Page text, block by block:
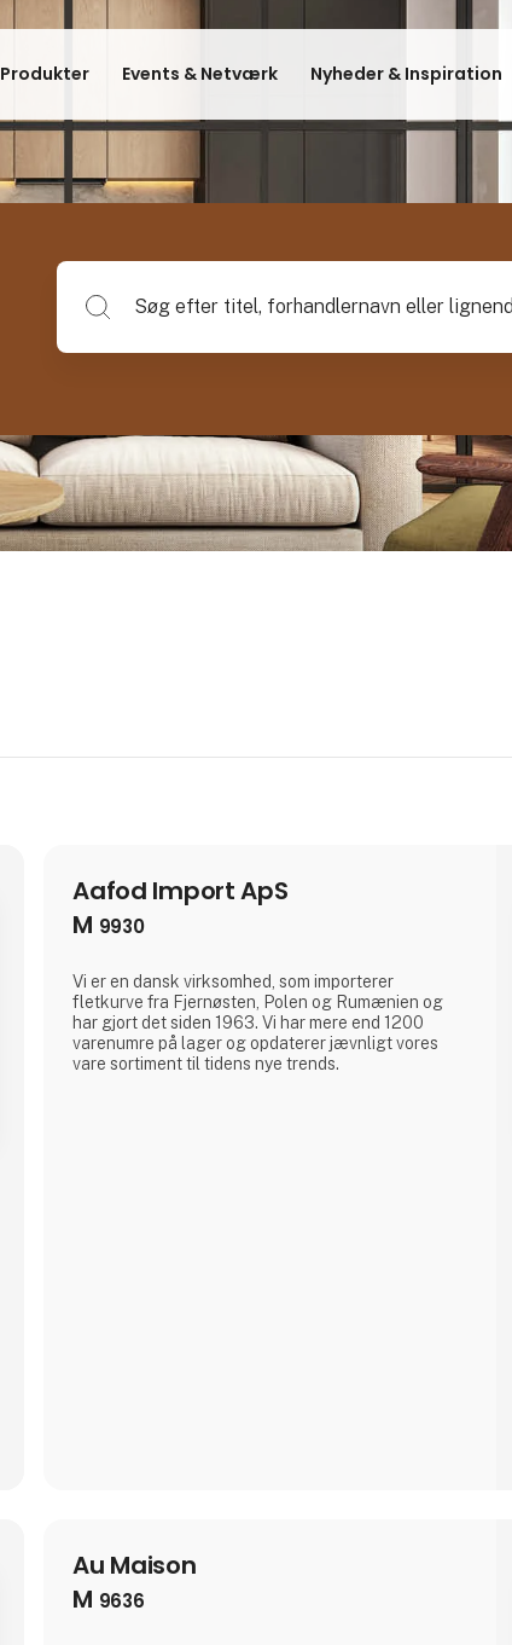
Produkter Events & Netværk Nyheder & Inspiration
Søg efter titel, forhandlernavn eller lignende.
Aafod Import ApS
M 9930
Vi er en dansk virksomhed, som importerer
fletkurve fra Fjernøsten, Polen og Rumænien og
har gjort det siden 1963. Vi har mere end 1200
varenumre på lager og opdaterer jævnligt vores
vare sortiment til tidens nye trends.
Au Maison
M 9636